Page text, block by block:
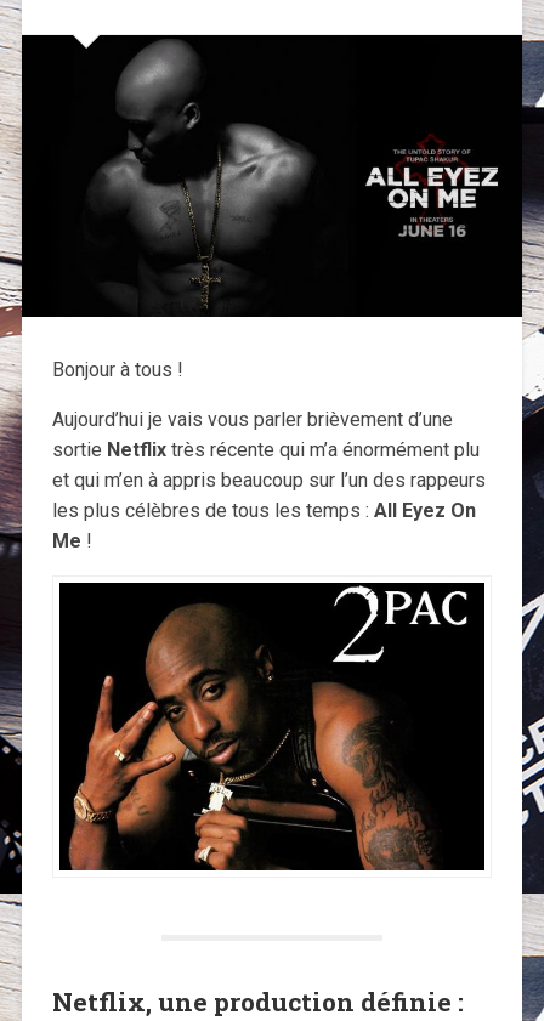
Bonjour à tous !
Aujourd’hui je vais vous parler brièvement d’une
sortie Netflixtrès récente qui m’a énormément plu
et qui m’en à appris beaucoup sur l’un des rappeurs
les plus célèbres de tous les temps : All Eyez On
Me !
Netflix, une production définie :